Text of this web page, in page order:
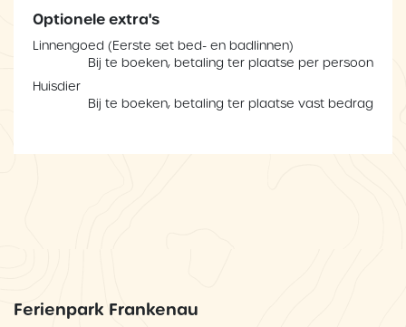
Optionele extra's
Linnengoed (Eerste set bed- en badlinnen)
Bij te boeken, betaling ter plaatse per persoon
Huisdier
Bij te boeken, betaling ter plaatse vast bedrag
Ferienpark Frankenau